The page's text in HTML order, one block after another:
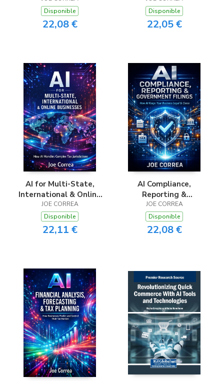
Disponible
22,08 €
Disponible
22,05 €
AI for Multi-State,
International & Online
Businesses
JOE CORREA
Disponible
22,11 €
AI Compliance,
Reporting &
Government Filings
JOE CORREA
Disponible
22,08 €